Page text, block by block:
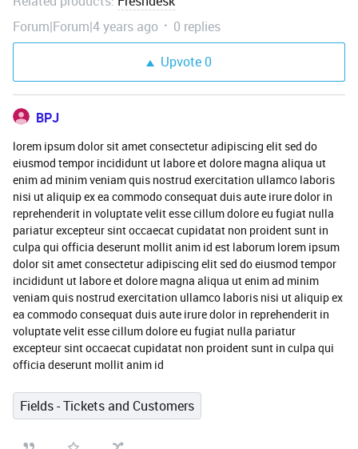
Forum|Forum|4 years ago
0 replies
Upvote0
BPJ
lorem ipsum dolor sit amet consectetur adipiscing elit sed do
eiusmod tempor incididunt ut labore et dolore magna aliqua ut
enim ad minim veniam quis nostrud exercitation ullamco laboris
nisi ut aliquip ex ea commodo consequat duis aute irure dolor in
reprehenderit in voluptate velit esse cillum dolore eu fugiat nulla
pariatur excepteur sint occaecat cupidatat non proident sunt in
culpa qui officia deserunt mollit anim id est laborum lorem ipsum
dolor sit amet consectetur adipiscing elit sed do eiusmod tempor
incididunt ut labore et dolore magna aliqua ut enim ad minim
veniam quis nostrud exercitation ullamco laboris nisi ut aliquip ex
ea commodo consequat duis aute irure dolor in reprehenderit in
voluptate velit esse cillum dolore eu fugiat nulla pariatur
excepteur sint occaecat cupidatat non proident sunt in culpa qui
officia deserunt mollit anim id
Fields - Tickets and Customers